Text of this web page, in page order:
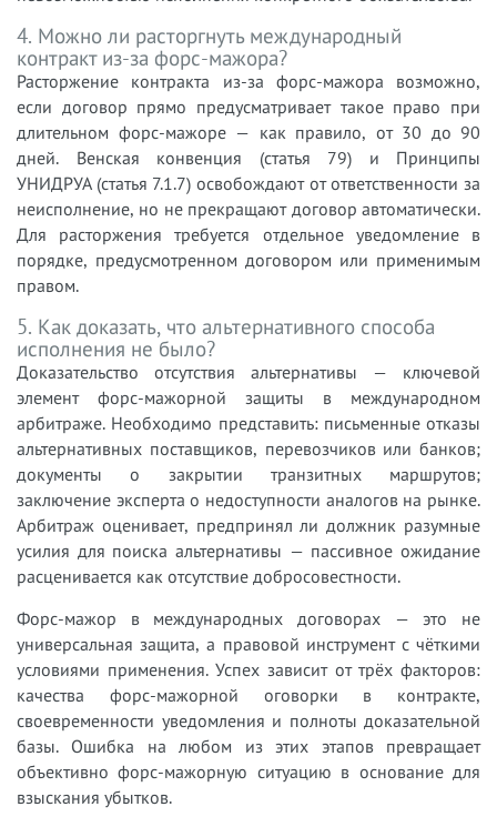
4. Можно ли расторгнуть международный
контракт из-за форс-мажора?
Расторжение контракта из-за форс-мажора возможно,
если договор прямо предусматривает такое право при
длительном форс-мажоре — как правило, от 30 до 90
дней. Венская конвенция (статья 79) и Принципы
УНИДРУА (статья 7.1.7) освобождают от ответственности за
неисполнение, но не прекращают договор автоматически.
Для расторжения требуется отдельное уведомление в
порядке, предусмотренном договором или применимым
правом.
5. Как доказать, что альтернативного способа
исполнения не было?
Доказательство отсутствия альтернативы — ключевой
элемент форс-мажорной защиты в международном
арбитраже. Необходимо представить: письменные отказы
альтернативных поставщиков, перевозчиков или банков;
документы о закрытии транзитных маршрутов;
заключение эксперта о недоступности аналогов на рынке.
Арбитраж оценивает, предпринял ли должник разумные
усилия для поиска альтернативы — пассивное ожидание
расценивается как отсутствие добросовестности.
Форс-мажор в международных договорах — это не
универсальная защита, а правовой инструмент с чёткими
условиями применения. Успех зависит от трёх факторов:
качества форс-мажорной оговорки в контракте,
своевременности уведомления и полноты доказательной
базы. Ошибка на любом из этих этапов превращает
объективно форс-мажорную ситуацию в основание для
взыскания убытков.